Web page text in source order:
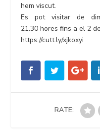
hem viscut.
Es pot visitar de
21.30 hores fins a el 2
https://cutt.ly/xjkoxyi
RATE: